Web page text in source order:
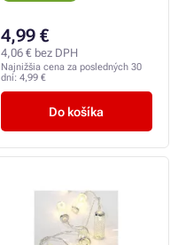
4,99 €
4,06 € bez DPH
Najnižšia cena za posledných 30
dní: 4,99 €
Do košíka